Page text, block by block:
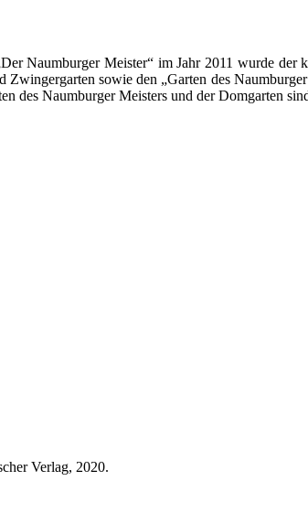
Naumburger Meister“ im Jahr 2011 wurde
sowie den „Garten des
des Naumburger Meisters und der Domgarten
Verlag, 2020.